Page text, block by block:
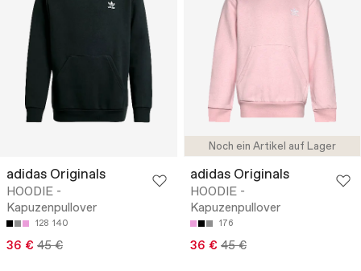
adidas Originals
HOODIE -
Kapuzenpullover
128 140
36 € 45 €
Noch ein Artikel auf Lager
adidas Originals
HOODIE -
Kapuzenpullover
176
36 € 45 €